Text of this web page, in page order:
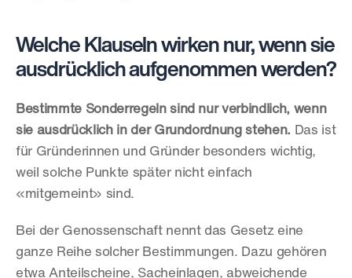
Welche Klauseln wirken nur, wenn sie
ausdrücklich aufgenommen werden?
Bestimmte Sonderregeln sind nur verbindlich, wenn
sie ausdrücklich in der Grundordnung stehen. Das ist
für Gründerinnen und Gründer besonders wichtig,
weil solche Punkte später nicht einfach
«mitgemeint» sind.
Bei der Genossenschaft nennt das Gesetz eine
ganze Reihe solcher Bestimmungen. Dazu gehören
etwa Anteilscheine, Sacheinlagen, abweichende